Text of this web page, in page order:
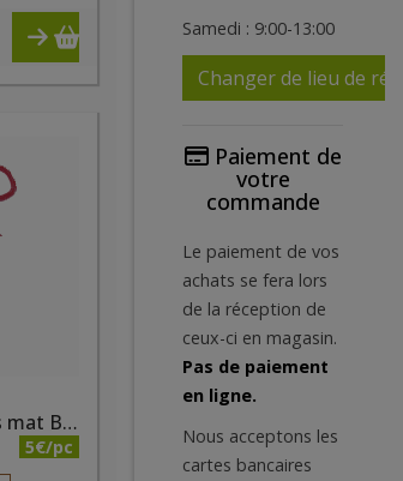
Crayon rouge à lèvres mat Bordeaux bio
5€/pc
Samedi : 9:00-13:00
Changer de lieu de
Paiement de
votre
commande
Le paiement de vos
achats se fera lors
de la réception de
ceux-ci en magasin.
Pas de paiement
en ligne.
Nous acceptons les
cartes bancaires